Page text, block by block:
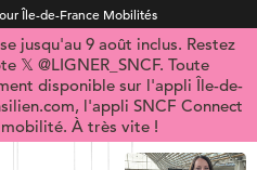
Île-de-France Mobilités
jusqu'au 9 août inclus. Restez
𝕏 @LIGNER_SNCF. Toute
disponible sur l'appli Île-de-
l'appli SNCF Connect
À très vite !